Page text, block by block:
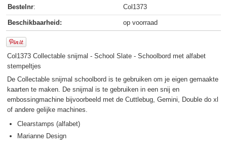
Bestelnr: Col1373
Beschikbaarheid: op voorraad
Col1373 Collectable snijmal - School Slate - Schoolbord met alfabet
stempeltjes
De Collectable snijmal schoolbord is te gebruiken om je eigen gemaakte
kaarten te maken. De snijmal is te gebruiken in een snij en
embossingmachine bijvoorbeeld met de Cuttlebug, Gemini, Double do xl
of andere gelijke machines.
Clearstamps (alfabet)
Marianne Design